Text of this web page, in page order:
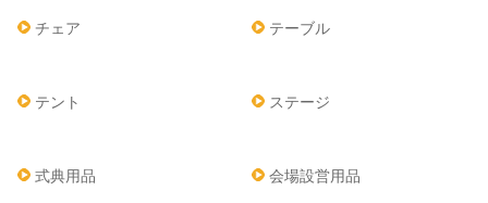
チェア テーブル
テント ステージ
式典用品 会場設営用品